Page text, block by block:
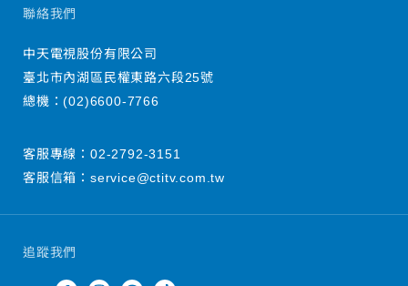
追蹤我們
聯絡我們
中天電視股份有限公司
臺北市內湖區民權東路六段25號
總機：(02)6600-7766
客服專線： 02-2792-3151
客服信箱： service@ctitv.com.tw